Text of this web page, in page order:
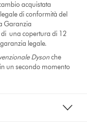
acquistata
di conformità del
Garanzia
una copertura di 12
legale.
Dysonche
un secondo momento